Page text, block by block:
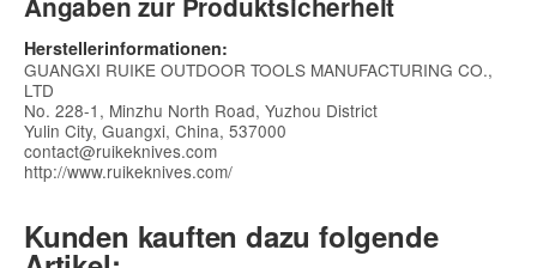
Herstellerinformationen:
GUANGXI RUIKE OUTDOOR TOOLS MANUFACTURING CO.,
LTD
No. 228-1, Minzhu North Road, Yuzhou District
Yulin City, Guangxi, China, 537000
contact@ruikeknives.com
http://www.ruikeknives.com/
Kunden kauften dazu folgende